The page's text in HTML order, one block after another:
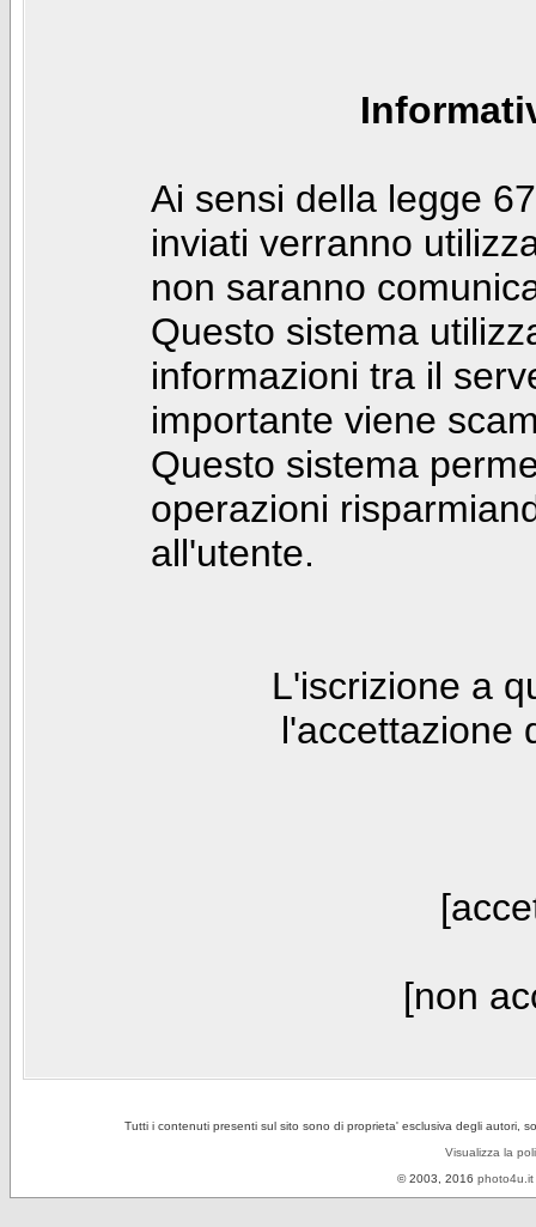
Ai sensi della legge
inviati verranno
non saranno
Questo sistema
informazioni tra il
importante viene
Questo sistema
operazioni
all'utente.
L'iscrizione a
l'accettazione
[non
Tutti i contenuti presenti sul sito sono di proprieta' esclusiva degli autori,
Visualizza la
© 2003, 2016 photo4u.it